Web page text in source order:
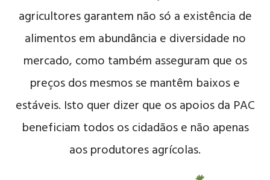
agricultores garantem não só a existência de
alimentos em abundância e diversidade no
mercado, como também asseguram que os
preços dos mesmos se mantêm baixos e
estáveis. Isto quer dizer que os apoios da PAC
beneficiam todos os cidadãos e não apenas
aos produtores agrícolas.